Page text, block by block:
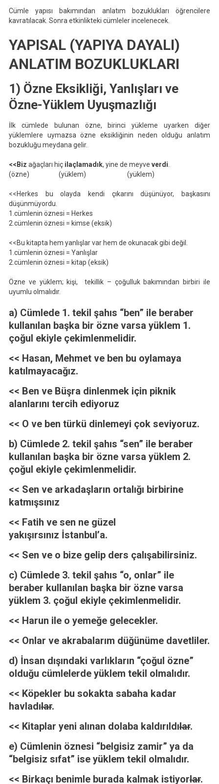
Cümle yapısı bakımından anlatım bozuklukları öğrencilere
kavratılacak. Sonra etkinlikteki cümleler incelenecek.
YAPISAL (YAPIYA DAYALI)
ANLATIM BOZUKLUKLARI
1) Özne Eksikliği, Yanlışları ve
Özne-Yüklem Uyuşmazlığı
İlk cümlede bulunan özne, birinci yükleme uyarken diğer
yüklemlere uymazsa özne eksikliğinin neden olduğu anlatım
bozukluğu meydana gelir.
<<Biz ağaçları hiç ilaçlamadık, yine de meyve verdi
(özne) (yüklem) (yüklem)
<<Herkes bu olayda kendi çıkarını düşünüyor, başkasını
düşünmüyordu.
1.cümlenin öznesi = Herkes
2.cümlenin öznesi = kimse (eksik)
<<Bu kitapta hem yanlışlar var hem de okunacak gibi değil.
1.cümlenin öznesi = Yanlışlar
2.cümlenin öznesi = kitap (eksik)
Özne ve yüklem; kişi, tekillik – çoğulluk bakımından birbiri ile
uyumlu olmalıdır.
a) Cümlede 1. tekil şahıs “ben” ile beraber
kullanılan başka bir özne varsa yüklem 1.
çoğul ekiyle çekimlenmelidir.
<< Hasan, Mehmet ve ben bu oylamaya
katılmayacağız.
<< Ben ve Büşra dinlenmek için piknik
alanlarını tercih ediyoruz
<< O ve ben türkü dinlemeyi çok seviyoruz.
b) Cümlede 2. tekil şahıs “sen” ile beraber
kullanılan başka bir özne varsa yüklem 2.
çoğul ekiyle çekimlenmelidir.
<< Sen ve arkadaşların ortalığı birbirine
katmışsınız
<< Fatih ve sen ne güzel
yakışırsınız İstanbul’a.
<< Sen ve o bize gelip ders çalışabilirsiniz.
c) Cümlede 3. tekil şahıs “o, onlar” ile
beraber kullanılan başka bir özne varsa
yüklem 3. çoğul ekiyle çekimlenmelidir.
<< Harun ile o yemeğe gelecekler.
<< Onlar ve akrabalarım düğünüme davetliler.
d) İnsan dışındaki varlıkların “çoğul özne”
olduğu cümlelerde yüklem tekil olmalıdır.
<< Köpekler bu sokakta sabaha kadar
havladılar.
<< Kitaplar yeni alınan dolaba kaldırıldılar.
e) Cümlenin öznesi “belgisiz zamir” ya da
“belgisiz sıfat” ise yüklem tekil olmalıdır.
<< Birkaçı benimle burada kalmak istiyorlar.